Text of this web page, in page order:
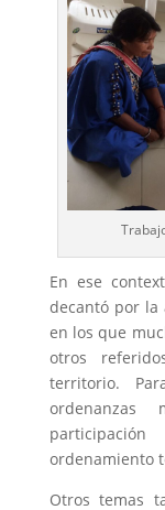
En ese
decantó por la
en los que
otros
territorio.
ordenanzas
ordenamiento
Otros temas